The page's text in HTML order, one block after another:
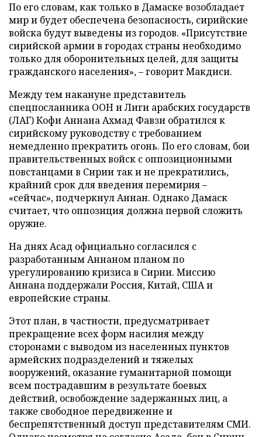
По его словам, как только в Дамаске возобладает
мир и будет обеспечена безопасность, сирийские
войска будут выведены из городов. «Присутствие
сирийской армии в городах страны необходимо
только для оборонительных целей, для защиты
гражданского населения», – говорит Макдиси.
Между тем накануне представитель
спецпосланника ООН и Лиги арабских государств
(ЛАГ) Кофи Аннана Ахмад Фавзи обратился к
сирийскому руководству с требованием
немедленно прекратить огонь. По его словам, бои
правительственных войск с оппозиционными
повстанцами в Сирии так и не прекратились,
крайний срок для введения перемирия –
«сейчас», подчеркнул Аннан. Однако Дамаск
считает, что оппозиция должна первой сложить
оружие.
На днях Асад официально согласился с
разработанным Аннаном планом по
урегулированию кризиса в Сирии. Миссию
Аннана поддержали Россия, Китай, США и
европейские страны.
Этот план, в частности, предусматривает
прекращение всех форм насилия между
сторонами с выводом из населенных пунктов
армейских подразделений и тяжелых
вооружений, оказание гуманитарной помощи
всем пострадавшим в результате боевых
действий, освобождение задержанных лиц, а
также свободное передвижение и
беспрепятственный доступ представителям СМИ.